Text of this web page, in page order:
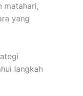
matahari,
yang
langkah